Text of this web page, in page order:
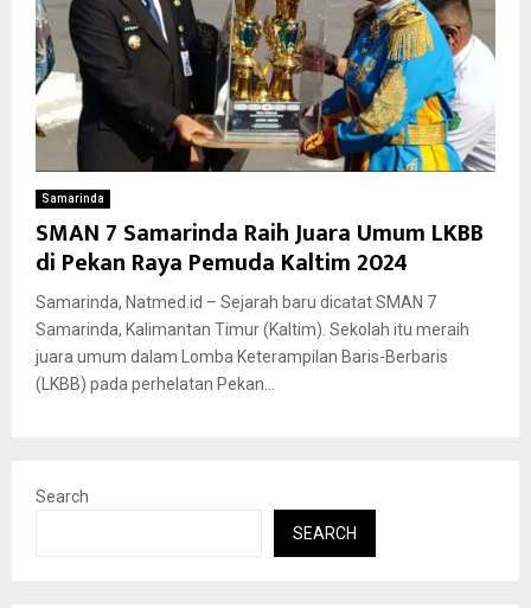
Samarinda
SMAN 7 Samarinda Raih Juara Umum LKBB
di Pekan Raya Pemuda Kaltim 2024
Samarinda, Natmed.id – Sejarah baru dicatat SMAN 7
Samarinda, Kalimantan Timur (Kaltim). Sekolah itu meraih
juara umum dalam Lomba Keterampilan Baris-Berbaris
(LKBB) pada perhelatan Pekan...
Search
SEARCH